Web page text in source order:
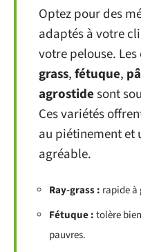
Optez pour des
adaptés à votre
votre pelouse.
grass,fétuque,
agrostidesont
Ces variétés
au piétinement et
agréable.
Ray-grass : rapide à
Fétuque :tolère
pauvres.